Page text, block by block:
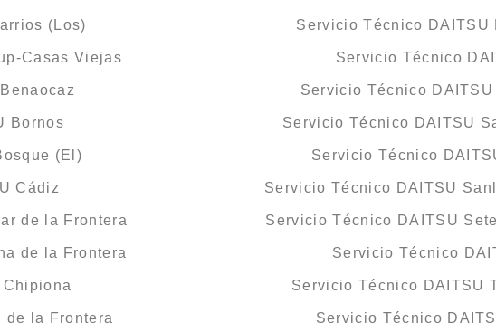
(Los)
Casas Viejas
Bornos
(El)
Cádiz
de la Frontera
de la Frontera
de la Frontera
Servicio Técnico DAITSU
Servicio Técnico
Servicio Técnico
Servicio Técnico DAITSU
Servicio Técnico
Servicio Técnico DAITSU
Servicio Técnico DAITSU
Servicio Técnico
Servicio Técnico DAITSU
Servicio Técnico